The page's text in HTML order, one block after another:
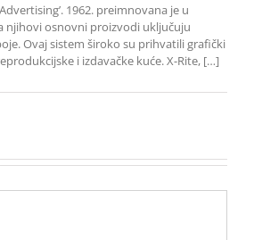
1962. preimnovana je u
a njihovi osnovni proizvodi uključuju
Ovaj sistem široko su prihvatili grafički
i izdavačke kuće. X-Rite, […]